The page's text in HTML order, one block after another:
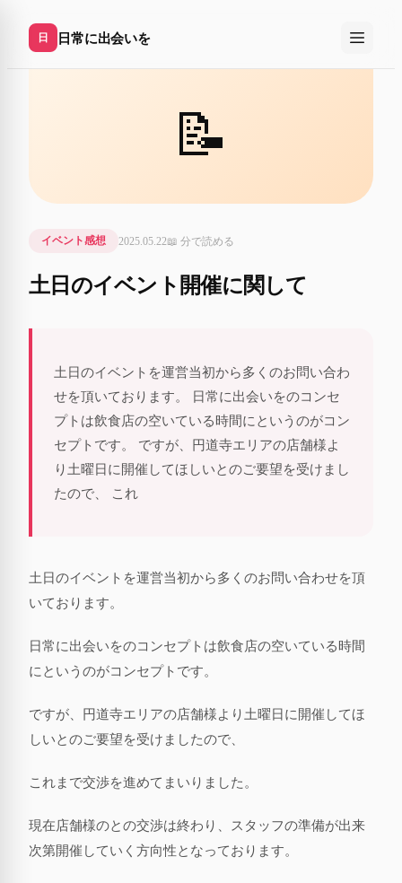
日 日常に出会いを
📝
イベント感想 2025.05.22📖 分で読める
土日のイベント開催に関して
土日のイベントを運営当初から多くのお問い合わ
せを頂いております。 日常に出会いをのコンセ
プトは飲食店の空いている時間にというのがコン
セプトです。 ですが、円道寺エリアの店舗様よ
り土曜日に開催してほしいとのご要望を受けまし
たので、 これ
土日のイベントを運営当初から多くのお問い合わせを頂
いております。
日常に出会いをのコンセプトは飲食店の空いている時間
にというのがコンセプトです。
ですが、円道寺エリアの店舗様より土曜日に開催してほ
しいとのご要望を受けましたので、
これまで交渉を進めてまいりました。
現在店舗様のとの交渉は終わり、スタッフの準備が出来
次第開催していく方向性となっております。